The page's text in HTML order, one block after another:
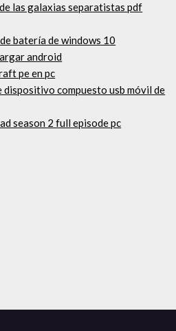
las galaxias separatistas pdf
batería de windows 10
android
pe en pc
compuesto usb móvil de
season 2 full episode pc